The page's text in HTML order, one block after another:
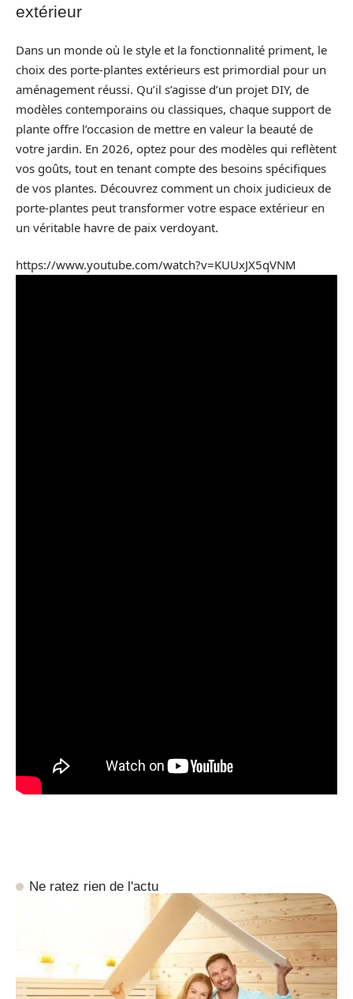
extérieur
Dans un monde où le style et la fonctionnalité priment, le
choix des porte-plantes extérieurs est primordial pour un
aménagement réussi. Qu’il s’agisse d’un projet DIY, de
modèles contemporains ou classiques, chaque support de
plante offre l’occasion de mettre en valeur la beauté de
votre jardin. En 2026, optez pour des modèles qui reflètent
vos goûts, tout en tenant compte des besoins spécifiques
de vos plantes. Découvrez comment un choix judicieux de
porte-plantes peut transformer votre espace extérieur en
un véritable havre de paix verdoyant.
https://www.youtube.com/watch?v=KUUxJX5qVNM
Ne ratez rien de l'actu